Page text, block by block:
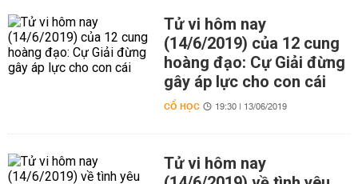
Tử vi hôm nay
(14/6/2019) của 12 cung
hoàng đạo: Cự Giải đừng
gây áp lực cho con cái
CỔ HỌC 19:30 | 13/06/2019
Tử vi hôm nay